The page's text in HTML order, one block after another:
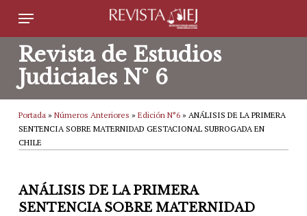
Skip
to
main
content
Menu
Revista de Estudios
Judiciales N° 6
Portada »Números Anteriores »Edición N°6 »ANÁLISIS DE LA PRIMERA
SENTENCIA SOBRE MATERNIDAD GESTACIONAL SUBROGADA EN
CHILE
ANÁLISIS DE LA PRIMERA
SENTENCIA SOBRE MATERNIDAD